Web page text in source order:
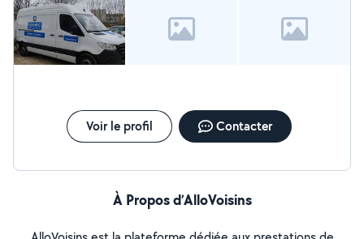
Voir le profil Contacter
À Propos d’AlloVoisins